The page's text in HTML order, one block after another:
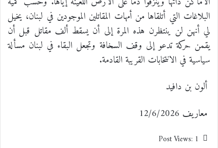
البلاغات التي أتلقاها من أمهات المقاتلين الموجودين في لبنان، يخيل
لي أنهن لن ينتظرن هذه المرة إلى أن يسقط ألف مقاتل قبل أن
يقمن حركة تدعو إلى وقف السخافة وتجعل البقاء في لبنان مسألة
سياسية في الانتخابات القريبة القادمة.
ألون بن دافيد
معاريف 12/6/2026
Post Views: 1